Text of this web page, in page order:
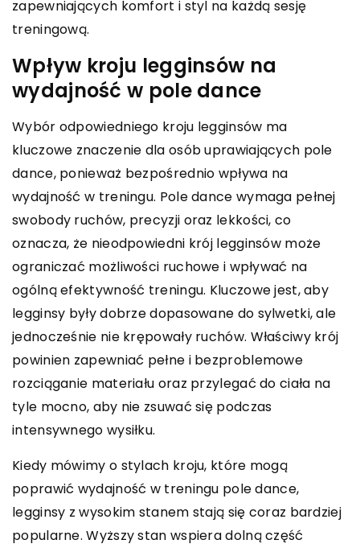
zapewniających komfort i styl na każdą sesję
treningową.
Wpływ kroju legginsów na
wydajność w pole dance
Wybór odpowiedniego kroju legginsów ma
kluczowe znaczenie dla osób uprawiających pole
dance, ponieważ bezpośrednio wpływa na
wydajność w treningu. Pole dance wymaga pełnej
swobody ruchów, precyzji oraz lekkości, co
oznacza, że nieodpowiedni krój legginsów może
ograniczać możliwości ruchowe i wpływać na
ogólną efektywność treningu. Kluczowe jest, aby
legginsy były dobrze dopasowane do sylwetki, ale
jednocześnie nie krępowały ruchów. Właściwy krój
powinien zapewniać pełne i bezproblemowe
rozciąganie materiału oraz przylegać do ciała na
tyle mocno, aby nie zsuwać się podczas
intensywnego wysiłku.
Kiedy mówimy o stylach kroju, które mogą
poprawić wydajność w treningu pole dance,
legginsy z wysokim stanem stają się coraz bardziej
popularne. Wyższy stan wspiera dolną część